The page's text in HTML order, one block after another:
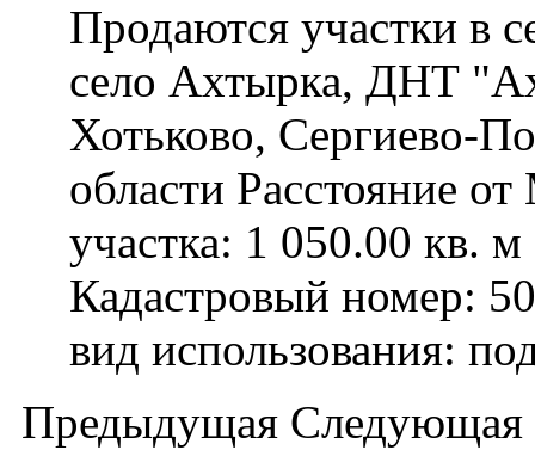
Продаются участки в
село Ахтырка, ДНТ
Хотьково, Сергиево-
области Расстояние
участка: 1 050.00 кв.
Кадастровый номер:
вид использования:
Предыдущая Следующая